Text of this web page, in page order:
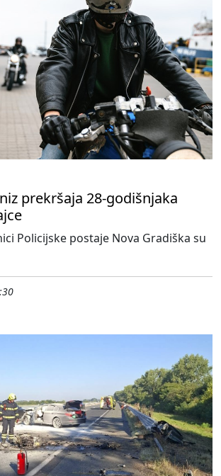
prekršaja 28-godišnjaka
Policijske postaje Nova Gradiška su